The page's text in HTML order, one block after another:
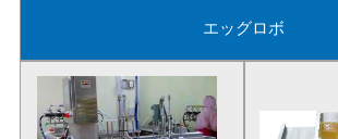
エッグロボ